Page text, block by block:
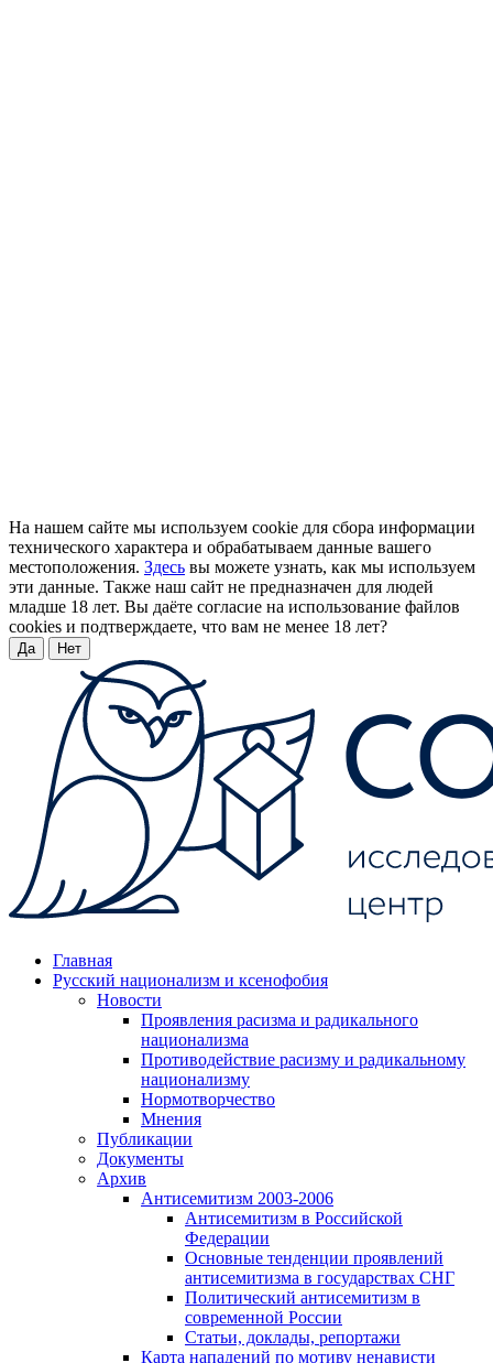
На нашем сайте мы используем cookie для сбора информации
технического характера и обрабатываем данные вашего
местоположения. Здесь вы можете узнать, как мы используем
эти данные. Также наш сайт не предназначен для людей
младше 18 лет. Вы даёте согласие на использование файлов
cookies и подтверждаете, что вам не менее 18 лет?
Да Нет
Главная
Русский национализм и ксенофобия
Новости
Проявления расизма и радикального
национализма
Противодействие расизму и радикальному
национализму
Нормотворчество
Мнения
Публикации
Документы
Архив
Антисемитизм 2003-2006
Антисемитизм в Российской
Федерации
Основные тенденции проявлений
антисемитизма в государствах СНГ
Политический антисемитизм в
современной России
Статьи, доклады, репортажи
Карта нападений по мотиву ненависти